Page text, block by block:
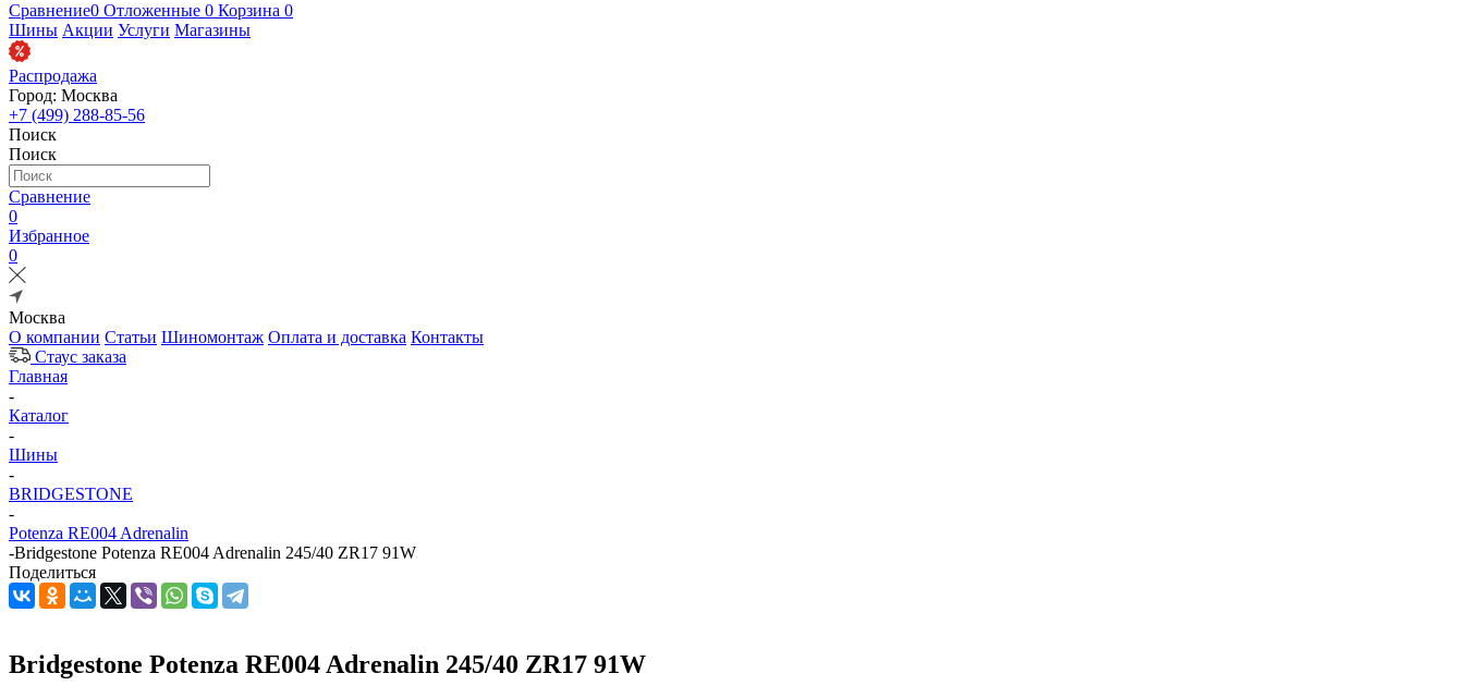
Сравнение0 Отложенные 0 Корзина 0
Шины Акции Услуги Магазины
Распродажа
Город: Москва
+7 (499) 288-85-56
Поиск
Поиск
Сравнение
0
Избранное
0
Москва
О компании Статьи Шиномонтаж Оплата и доставка Контакты
Стаус заказа
Главная
-
Каталог
-
Шины
-
BRIDGESTONE
-
Potenza RE004 Adrenalin
-Bridgestone Potenza RE004 Adrenalin 245/40 ZR17 91W
Поделиться
Bridgestone Potenza RE004 Adrenalin 245/40 ZR17 91W